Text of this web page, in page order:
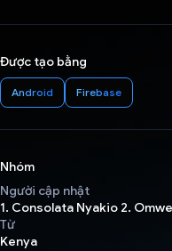
Được tạo bằng
Android Firebase
Nhóm
Người cập nhật
1. Consolata Nyakio 2.
Từ
Kenya